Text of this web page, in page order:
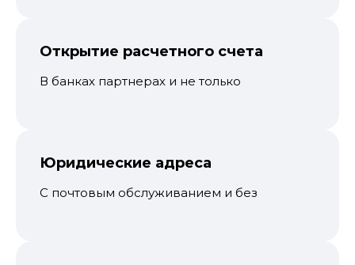
Открытие расчетного счета
В банках партнерах и не только
Юридические адреса
С почтовым обслуживанием и без